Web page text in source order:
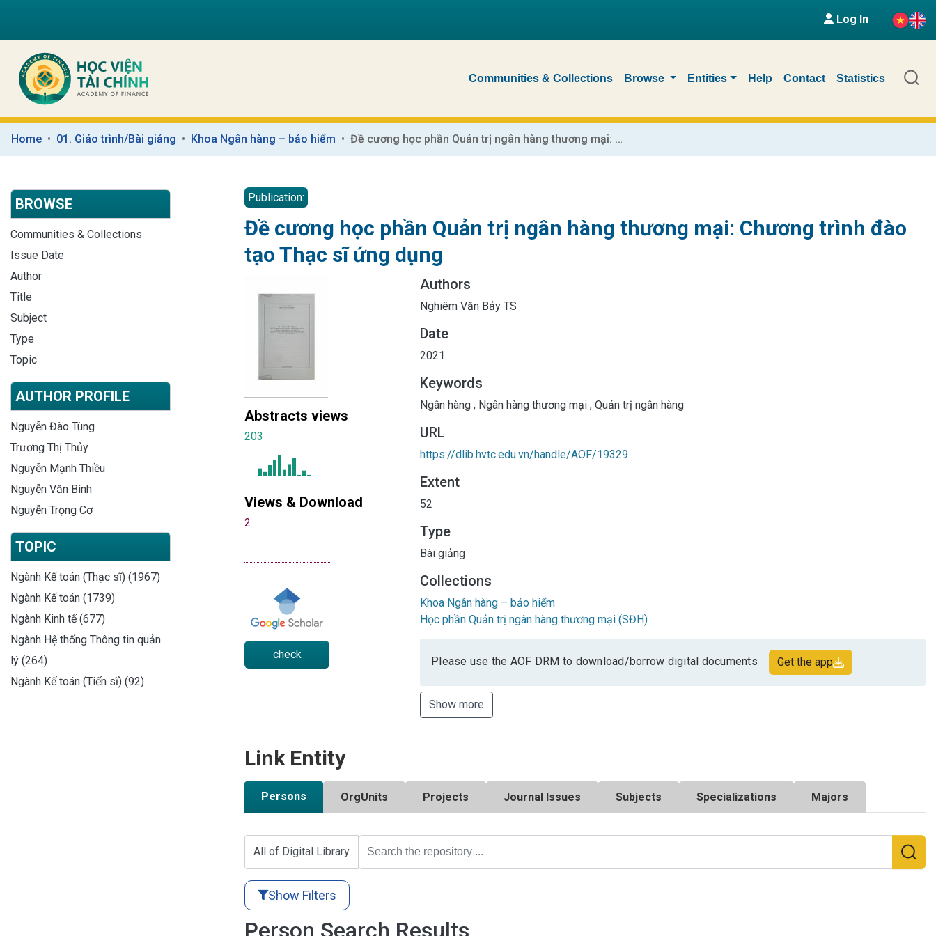
Log In
Communities & Collections Browse Entities Help Contact Statistics
Home 01. Giáo trình/Bài giảng Khoa Ngân hàng – bảo hiểm Đề cương học phần Quản trị ngân hàng thương mại: Chương trình đào tạo Thạc sĩ ứng dụng
BROWSE
Communities & Collections
Issue Date
Author
Title
Subject
Type
Topic
AUTHOR PROFILE
Nguyễn Đào Tùng
Trương Thị Thủy
Nguyễn Mạnh Thiều
Nguyễn Văn Bình
Nguyễn Trọng Cơ
TOPIC
Ngành Kế toán (Thạc sĩ) (1967)
Ngành Kế toán (1739)
Ngành Kinh tế (677)
Ngành Hệ thống Thông tin quản
lý (264)
Ngành Kế toán (Tiến sĩ) (92)
Publication:
Đề cương học phần Quản trị ngân hàng thương mại: Chương trình đào
tạo Thạc sĩ ứng dụng
Abstracts views
203
Views & Download
2
check
Authors
Nghiêm Văn Bảy TS
Date
2021
Keywords
Ngân hàng , Ngân hàng thương mại , Quản trị ngân hàng
URL
https://dlib.hvtc.edu.vn/handle/AOF/19329
Extent
52
Type
Bài giảng
Collections
Khoa Ngân hàng – bảo hiểm
Học phần Quản trị ngân hàng thương mại (SĐH)
Please use the AOF DRM to download/borrow digital documents Get the app
Show more
Link Entity
Persons OrgUnits Projects Journal Issues Subjects Specializations Majors
All of Digital Library
Show Filters
Person Search Results